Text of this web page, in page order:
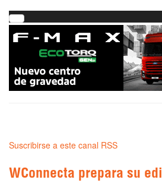
Suscribirse a este canal RSS
WConnecta prepara su